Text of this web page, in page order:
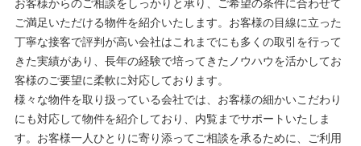
お客様からのご相談をしっかりと承り、ご希望の条件に合わせて
ご満足いただける物件を紹介いたします。お客様の目線に立った
丁寧な接客で評判が高い会社はこれまでにも多くの取引を行って
きた実績があり、長年の経験で培ってきたノウハウを活かしてお
客様のご要望に柔軟に対応しております。
様々な物件を取り扱っている会社では、お客様の細かいこだわり
にも対応して物件を紹介しており、内覧までサポートいたしま
す。お客様一人ひとりに寄り添ってご相談を承るために、ご利用